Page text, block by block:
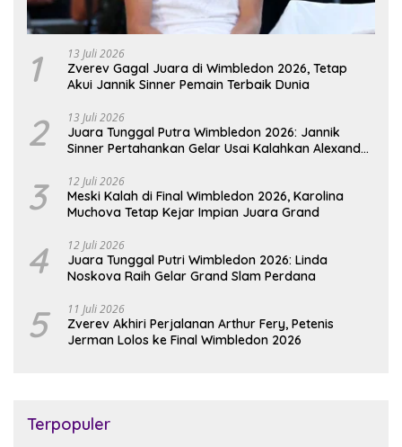
1 13 Juli 2026
Zverev Gagal Juara di Wimbledon 2026, Tetap
Akui Jannik Sinner Pemain Terbaik Dunia
2 13 Juli 2026
Juara Tunggal Putra Wimbledon 2026: Jannik
Sinner Pertahankan Gelar Usai Kalahkan Alexander
3 12 Juli 2026
Meski Kalah di Final Wimbledon 2026, Karolina
Muchova Tetap Kejar Impian Juara Grand
4 12 Juli 2026
Juara Tunggal Putri Wimbledon 2026: Linda
Noskova Raih Gelar Grand Slam Perdana
5 11 Juli 2026
Zverev Akhiri Perjalanan Arthur Fery, Petenis
Jerman Lolos ke Final Wimbledon 2026
Terpopuler